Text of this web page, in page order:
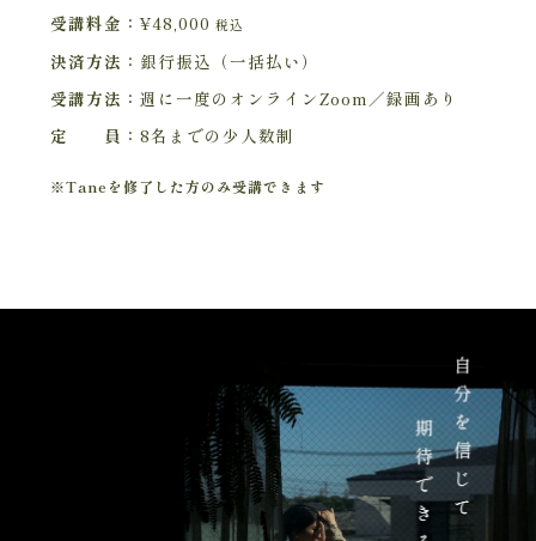
受講料金：¥48,000 税込
決済方法： 銀行振込（一括払い）
受講方法： 週に一度のオンラインZoom／録画あり
定 員： 8名までの少人数制
※Taneを修了した方のみ受講できます